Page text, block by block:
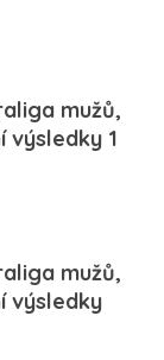
mužů,
výsledky 1
mužů,
výsledky